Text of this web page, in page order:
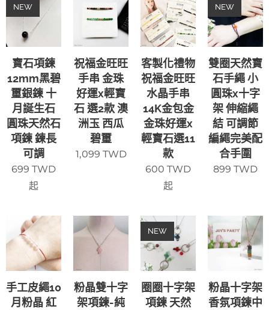
寶石項鍊
12mm黑碧
璽銀鍊 十
月誕生石
圓珠天然石
項鍊 鍊長
可調
NEW
699 TWD
起
祝福金旺旺
手串 金珠
好運x輕寶
石 選2款 澳
洲玉 西瓜
碧璽
1,099 TWD
客製化禮物
祝福金旺旺
水晶手串
14K金包金
金珠好運x
輕寶石選11
款
600 TWD
起
雙圈天然寶
石手繩 小
圓珠x十字
架 伸縮繩
結 可調節
編繩完美配
合手圍
NEW
899 TWD
手工皮繩10
月粉晶 紅
粉晶雙十字
架項鍊-純
圈圈十字架
項鍊 天然
NEW
粉晶十字架
香氛項鍊中